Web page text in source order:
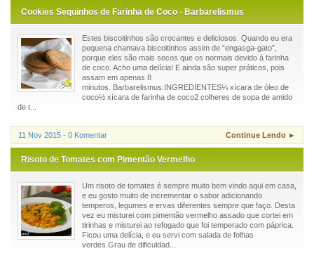
Cookies Sequinhos de Farinha de Coco - Barbarelismus
Estes biscoitinhos são crocantes e deliciosos. Quando eu era
pequena chamava biscoitinhos assim de “engasga-gato”,
porque eles são mais secos que os normais devido à farinha
de coco. Acho uma delícia! E ainda são super práticos, pois
assam em apenas 8
minutos. Barbarelismus.INGREDIENTES¼ xícara de óleo de
coco½ xícara de farinha de coco2 colheres de sopa de amido
de t...
11 Nov 2015 - 0 Komentar Continue Lendo ►
Risoto de Tomates com Pimentão Vermelho
Um risoto de tomates é sempre muito bem vindo aqui em casa,
e eu gosto muito de incrementar o sabor adicionando
temperos, legumes e ervas diferentes sempre que faço. Desta
vez eu misturei com pimentão vermelho assado que cortei em
tirinhas e misturei ao refogado que foi temperado com páprica.
Ficou uma delícia, e eu servi com salada de folhas
verdes.Grau de dificuldad...